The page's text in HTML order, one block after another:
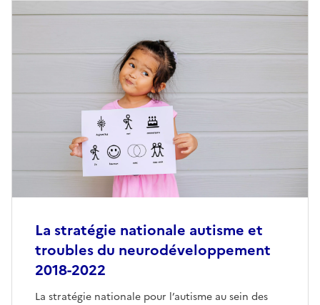
La stratégie nationale autisme et
troubles du neurodéveloppement
2018-2022
La stratégie nationale pour l’autisme au sein des